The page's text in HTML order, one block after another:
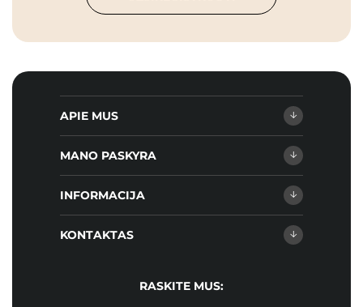
APIE MUS
MANO PASKYRA
INFORMACIJA
KONTAKTAS
RASKITE MUS: